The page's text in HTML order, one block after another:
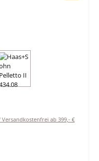
ab 399,- €